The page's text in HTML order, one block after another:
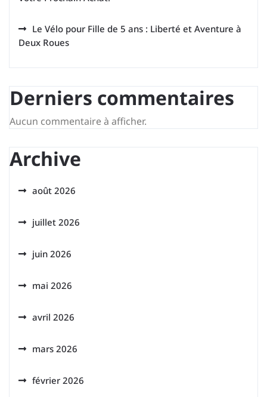
Le Vélo pour Fille de 5 ans : Liberté et Aventure à
Deux Roues
Derniers commentaires
Aucun commentaire à afficher.
Archive
août 2026
juillet 2026
juin 2026
mai 2026
avril 2026
mars 2026
février 2026